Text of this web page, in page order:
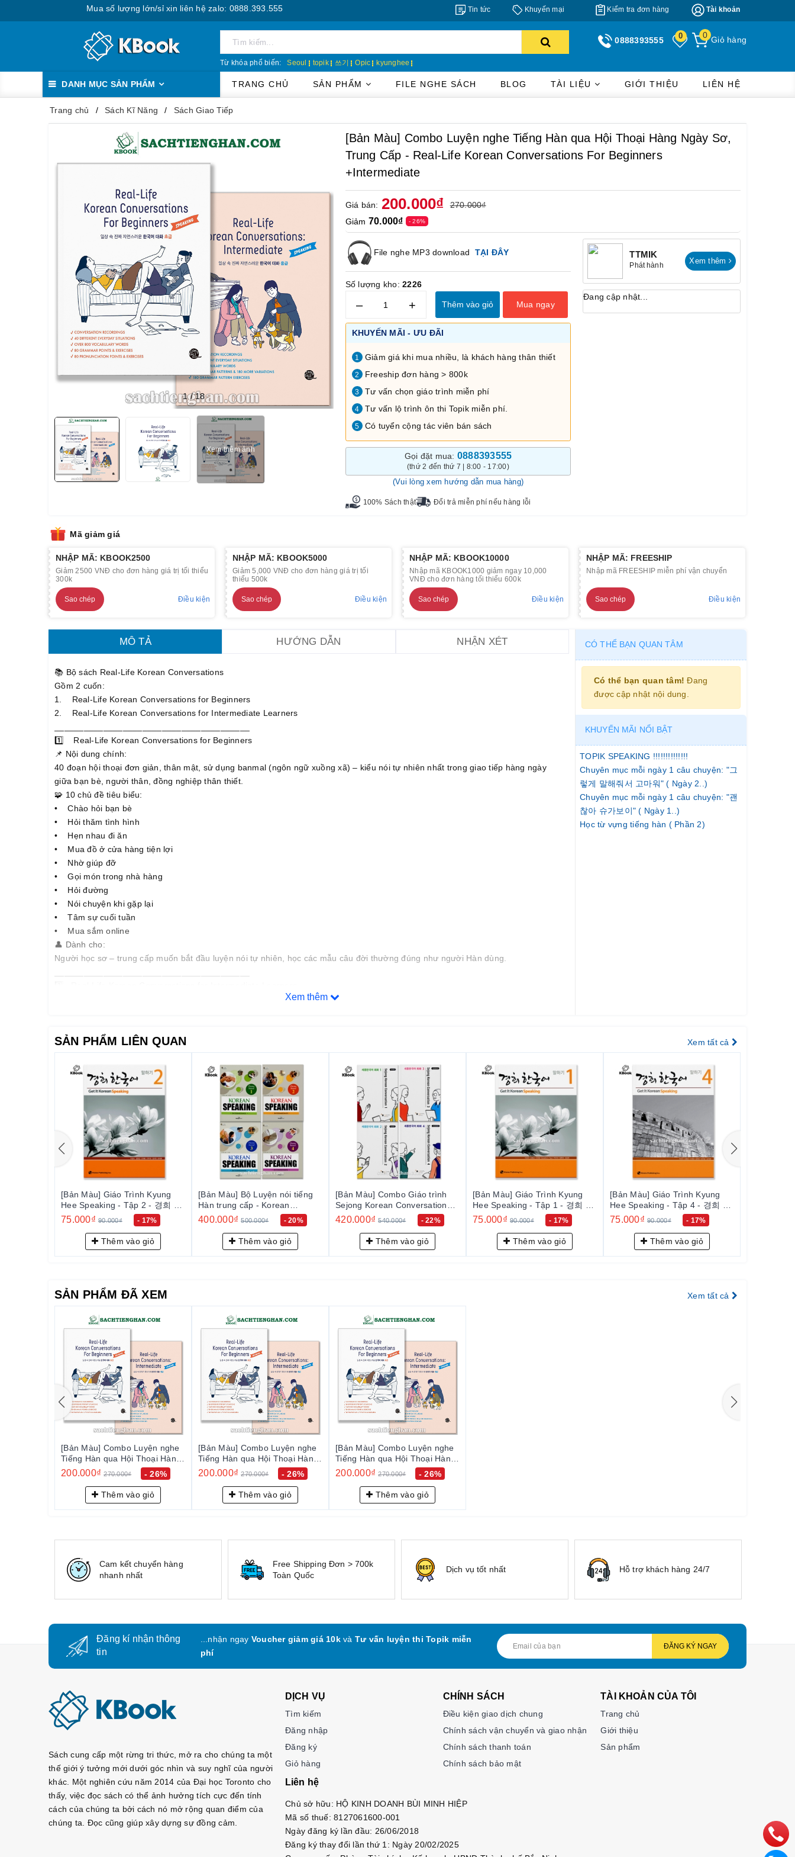
Mua số lượng lớn/sỉ xin liên hệ zalo: 0888.393.555 Tài khoản
Kiểm tra đơn hàng
Khuyến mại
Tin tức
Từ khóa phổ biến: Seoul topik 쓰기 Opic kyunghee
Giỏ hàng
0
0
0888393555
DANH MỤC SẢN PHẨM TRANG CHỦ SẢN PHẨM FILE NGHE SÁCH BLOG TÀI LIỆU GIỚI THIỆU LIÊN HỆ
Trang chủ Sách Kĩ Năng Sách Giao Tiếp
1/18
Xem thêm ảnh
[Bản Màu] Combo Luyện nghe Tiếng Hàn qua Hội Thoại Hàng Ngày Sơ,
Trung Cấp - Real-Life Korean Conversations For Beginners
+Intermediate
Giá bán: 200.000₫
270.000₫
Giảm 70.000₫ - 26%
File nghe MP3 download TẠI ĐÂY
Số lượng kho:2226
– + Thêm vào giỏ Mua ngay
KHUYẾN MÃI - ƯU ĐÃI
1 Giảm giá khi mua nhiều, là khách hàng thân thiết
2 Freeship đơn hàng > 800k
3 Tư vấn chọn giáo trình miễn phí
4 Tư vấn lộ trình ôn thi Topik miễn phí.
5 Có tuyển cộng tác viên bán sách
Gọi đặt mua: 0888393555
(thứ 2 đến thứ 7 | 8:00 - 17:00)
(Vui lòng xem hướng dẫn mua hàng)
100% Sách thật Đổi trả miễn phí nếu hàng lỗi
TTMIK
Phát hành Xem thêm
Đang cập nhật...
Mã giảm giá
NHẬP MÃ: KBOOK2500
Giảm 2500 VNĐ cho đơn hàng giá trị tối thiểu
300k
Sao chép Điều kiện
NHẬP MÃ: KBOOK5000
Giảm 5,000 VNĐ cho đơn hàng giá trị tối
thiểu 500k
Sao chép Điều kiện
NHẬP MÃ: KBOOK10000
Nhập mã KBOOK1000 giảm ngay 10,000
VNĐ cho đơn hàng tối thiểu 600k
Sao chép Điều kiện
NHẬP MÃ: FREESHIP
Nhập mã FREESHIP miễn phí vận chuyển
Sao chép Điều kiện
MÔ TẢ HƯỚNG DẪN NHẬN XÉT
📚 Bộ sách Real-Life Korean Conversations
Gồm 2 cuốn:
1. Real-Life Korean Conversations for Beginners
2. Real-Life Korean Conversations for Intermediate Learners
1️⃣ Real-Life Korean Conversations for Beginners
📌 Nội dung chính:
40 đoạn hội thoại đơn giản, thân mật, sử dụng banmal (ngôn ngữ xuồng xã) – kiểu nói tự nhiên nhất trong giao tiếp hàng ngày
giữa bạn bè, người thân, đồng nghiệp thân thiết.
🧩 10 chủ đề tiêu biểu:
• Chào hỏi bạn bè
• Hỏi thăm tình hình
• Hẹn nhau đi ăn
• Mua đồ ở cửa hàng tiện lợi
• Nhờ giúp đỡ
• Gọi món trong nhà hàng
• Hỏi đường
• Nói chuyện khi gặp lại
• Tâm sự cuối tuần
• Mua sắm online
👤 Dành cho:
Người học sơ – trung cấp muốn bắt đầu luyện nói tự nhiên, học các mẫu câu đời thường đúng như người Hàn dùng.
🧩 10 chủ đề tiêu biểu:
• Xin nghỉ phép
• Đặt lịch hẹn
• Than phiền với bạn thân
• Thảo luận về kế hoạch
• Gọi điện công việc
• Trả lời lời mời
• Thảo luận sở thích
• Từ chối khéo léo
• Chia sẻ cảm xúc
• Hỏi ý kiến đồng nghiệp
👤 Dành cho:
Người học trình độ trung cấp trở lên muốn nâng cao khả năng phản xạ, nói chuyện linh hoạt trong các mối quan hệ xã hội khác
nhau.
✨ Tại sao nên chọn bộ sách này?
1. Bộ sách là kho tàng hội thoại thực tế, giúp người học không chỉ biết “nói” tiếng Hàn mà còn nói đúng – nói tự nhiên như người
mà hầu hết giáo trình học thuật truyền thống thường bỏ qua hoặc không đề cập sâu.
Quốc, phát âm rõ ràng – mạch lạc – tốc độ hợp lý giúp bạn dễ luyện nghe và bắt chước theo.
3. Sách được thiết kế đẹp mắt, logic, tiện tra cứu – phù hợp cho tự học tại nhà, học nhóm, hoặc kết hợp với giáo viên.
Xem thêm
CÓ THỂ BẠN QUAN TÂM
Có thể bạn quan tâm! Đang
được cập nhật nội dung.
KHUYẾN MÃI NỔI BẬT
TOPIK SPEAKING !!!!!!!!!!!!!!
Chuyên mục mỗi ngày 1 câu chuyện: "그
렇게 말해줘서 고마워" ( Ngày 2..)
Chuyên mục mỗi ngày 1 câu chuyện: "괜
찮아 슈가보이" ( Ngày 1..)
Học từ vựng tiếng hàn ( Phần 2)
SẢN PHẨM LIÊN QUAN Xem tất cả
[Bản Màu] Giáo Trình Kyung
Hee Speaking - Tập 2 - 경희 한
국어 말하기 2
75.000₫ 90.000₫ - 17%
Thêm vào giỏ
[Bản Màu] Bộ Luyện nói tiếng
Hàn trung cấp - Korean
Speaking Intermediate - Siêu
400.000₫ 500.000₫ - 20%
Thêm vào giỏ
[Bản Màu] Combo Giáo trình
Sejong Korean Conversation
1~4 - 세종한국어 회화 1 ~ 4
420.000₫ 540.000₫ - 22%
Thêm vào giỏ
[Bản Màu] Giáo Trình Kyung
Hee Speaking - Tập 1 - 경희 한
국어 말하기 1
75.000₫ 90.000₫ - 17%
Thêm vào giỏ
[Bản Màu] Giáo Trình Kyung
Hee Speaking - Tập 4 - 경희 한
국어 말하기 4
75.000₫ 90.000₫ - 17%
Thêm vào giỏ
SẢN PHẨM ĐÃ XEM Xem tất cả
- 26%
[Bản Màu] Combo Luyện nghe
Tiếng Hàn qua Hội Thoại Hàng
Ngày Sơ, Trung Cấp - Real-Life
Korean Conversations For
Beginners +Intermediate
200.000₫ 270.000₫
Thêm vào giỏ
- 26%
[Bản Màu] Combo Luyện nghe
Tiếng Hàn qua Hội Thoại Hàng
Ngày Sơ, Trung Cấp - Real-Life
Korean Conversations For
Beginners +Intermediate
200.000₫ 270.000₫
Thêm vào giỏ
- 26%
[Bản Màu] Combo Luyện nghe
Tiếng Hàn qua Hội Thoại Hàng
Ngày Sơ, Trung Cấp - Real-Life
Korean Conversations For
Beginners +Intermediate
200.000₫ 270.000₫
Thêm vào giỏ
Cam kết chuyển hàng
nhanh nhất
Free Shipping Đơn > 700k
Toàn Quốc
Dịch vụ tốt nhất Hỗ trợ khách hàng 24/7
Đăng kí nhận thông
tin
...nhận ngay Voucher giảm giá 10kvà Tư vấn luyện thi Topik miễn
phí
ĐĂNG KÝ NGAY
Sách cung cấp một rừng tri thức, mở ra cho chúng ta một
thế giới ý tưởng mới dưới góc nhìn và suy nghĩ của người
khác. Một nghiên cứu năm 2014 của Đại học Toronto cho
thấy, việc đọc sách có thể ảnh hưởng tích cực đến tính
cách của chúng ta bởi cách nó mở rộng quan điểm của
chúng ta. Đọc cũng giúp xây dựng sự đồng cảm.
DỊCH VỤ
Tìm kiếm
Đăng nhập
Đăng ký
Giỏ hàng
CHÍNH SÁCH
Điều kiện giao dịch chung
Chính sách vận chuyển và giao nhận
Chính sách thanh toán
Chính sách bảo mật
TÀI KHOẢN CỦA TÔI
Trang chủ
Giới thiệu
Sản phẩm
Liên hệ
Chủ sở hữu: HỘ KINH DOANH BÙI MINH HIỆP
Mã số thuế: 8127061600-001
Ngày đăng ký lần đầu: 26/06/2018
Đăng ký thay đổi lần thứ 1: Ngày 20/02/2025